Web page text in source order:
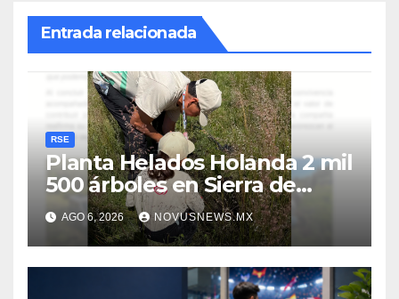
Entrada relacionada
RSE
Planta Helados Holanda 2 mil
500 árboles en Sierra de
Guadalupe
AGO 6, 2026 NOVUSNEWS.MX